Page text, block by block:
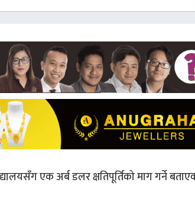
एक अर्ब डलर क्षतिपूर्तिको माग गर्ने